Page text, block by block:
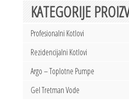
KATEGORIJE
Profesionalni Kotlovi
Rezidencijalni Kotlovi
Argo – Toplotne Pumpe
Gel Tretman Vode